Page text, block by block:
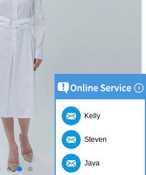
Kelly
Steven
Java